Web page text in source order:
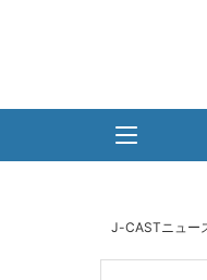
J-CASTニュー